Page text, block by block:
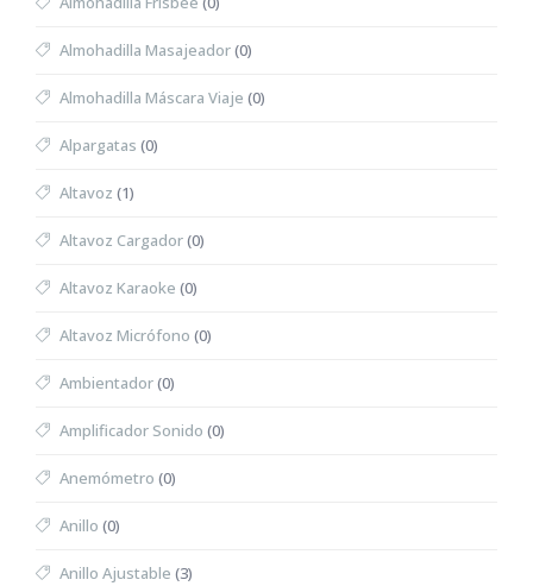
Almohadilla Masajeador(0)
Almohadilla Máscara Viaje (0)
Alpargatas (0)
Altavoz (1)
Altavoz Cargador(0)
Altavoz Karaoke (0)
Altavoz Micrófono (0)
Ambientador(0)
Amplificador Sonido (0)
Anemómetro (0)
Anillo (0)
Anillo Ajustable (3)